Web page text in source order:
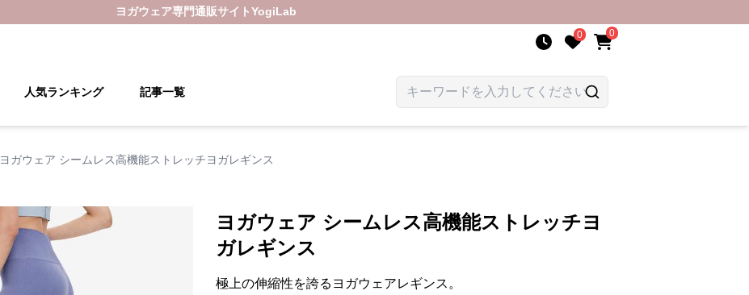
ヨガウェア専門通販サイトYogiLab
0 0
人気ランキング 記事一覧
ヨガウェア シームレス高機能ストレッチヨガレギンス
ヨガウェア シームレス高機能ストレッチヨ
ガレギンス
極上の伸縮性を誇るヨガウェアレギンス。